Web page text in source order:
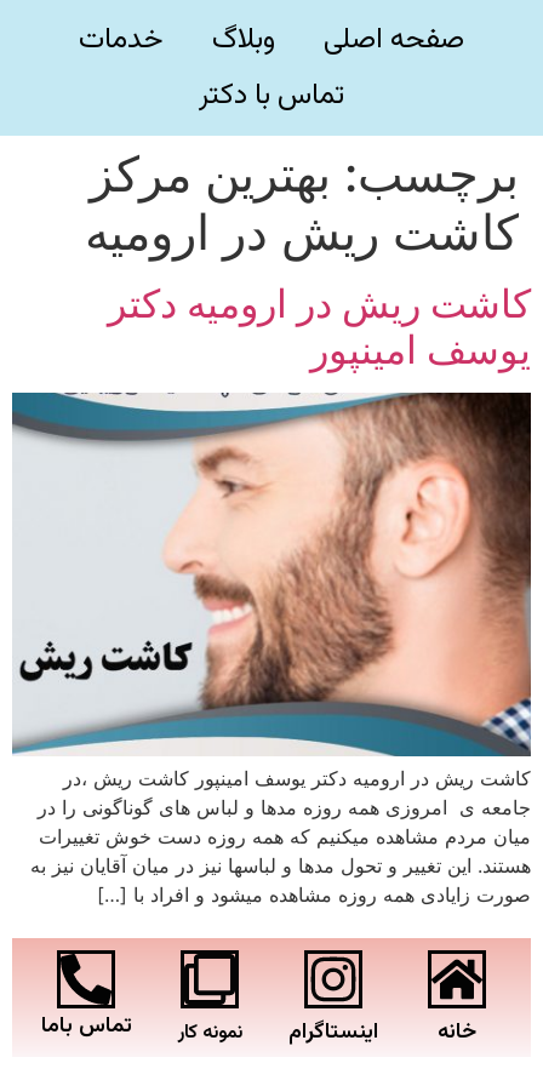
صفحه اصلی وبلاگ
خدمات
تماس با دکتر
برچسب: بهترین مرکز
کاشت ریش در ارومیه
کاشت ریش در ارومیه دکتر
یوسف امینپور
کاشت ریش در ارومیه دکتر یوسف امینپور کاشت ریش ،در
جامعه ی امروزی همه روزه مدها و لباس های گوناگونی را در
میان مردم مشاهده میکنیم که همه روزه دست خوش تغییرات
هستند. این تغییر و تحول مدها و لباسها نیز در میان آقایان نیز به
صورت زایادی همه روزه مشاهده میشود و افراد با […]
خانه اینستاگرام نمونه کار تماس باما